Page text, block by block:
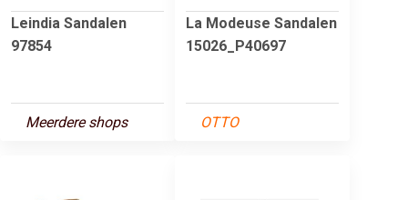
Leindia Sandalen
97854
Meerdere shops
La Modeuse Sandalen
15026_P40697
OTTO